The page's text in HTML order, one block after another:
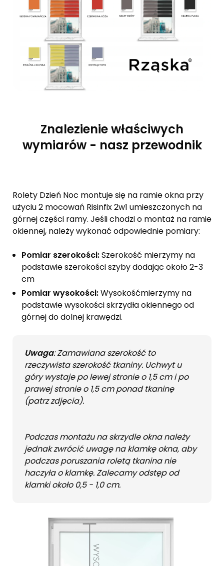
Znalezienie właściwych
wymiarów - nasz przewodnik
Rolety Dzień Noc montuje się na ramie okna przy
użyciu 2 mocowań Risinfix 2w1 umieszczonych na
górnej części ramy. Jeśli chodzi o montaż na ramie
okiennej, należy wykonać odpowiednie pomiary:
Pomiar szerokości:Szerokość mierzymy na
podstawie szerokości szyby dodając około 2-3
cm
Pomiar wysokości:Wysokośćmierzymy na
podstawie wysokości skrzydła okiennego od
górnej do dolnej krawędzi.
Uwaga: Zamawiana szerokość to
rzeczywista szerokość tkaniny. Uchwyt u
góry wystaje po lewej stronie o 1,5 cm i po
prawej stronie o 1,5 cm ponad tkaninę
(patrz zdjęcia).
Podczas montażu na skrzydle okna należy
jednak zwrócić uwagę na klamkę okna, aby
podczas poruszania roletą tkanina nie
haczyła o klamkę. Zalecamy odstęp od
klamki około 0,5 - 1,0 cm.